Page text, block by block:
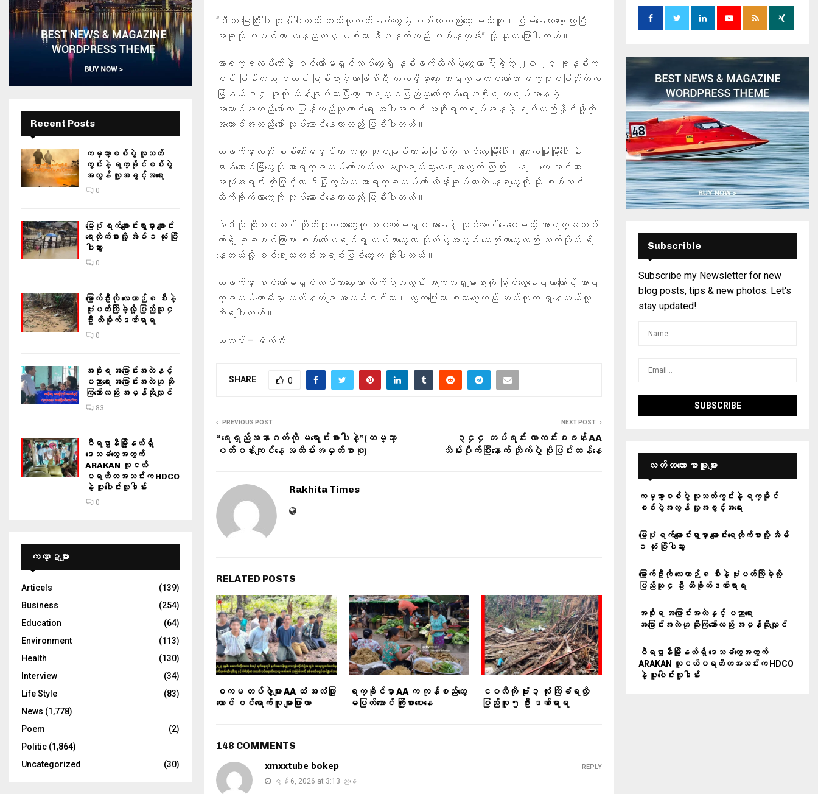
“ဒီက မြေကြီးပါ တုန်ပါတယ် ဘယ်လိုလက်နက်တွေနဲ့ ပစ်တာလည်းတော့ မသိဘူး။ ငြိမ်နေတာတော့ ကြာပြီ
အခုလို မပစ်တာ မနေ့ညကမှ ပစ်တာ ဒီမနက်လည်း ပစ်နေတုန်း” လို့ သူက ပြောပါတယ်။
အာရက္ခတပ်တော်နဲ့ စစ်ကော်မရှင်တပ်တွေရဲ့ နှစ်ဖက်တိုက်ပွဲတွေဟာ ပြီးခဲ့တဲ့ ၂၀၂၃ ခုနှစ်က
ပင် ပြန်လည် စတင် ဖြစ်ပွားခဲ့တာဖြစ်ပြီး လက်ရှိမှာတော့ အာရက္ခတပ်တော်ဟာ ရက္ခိုင်ပြည်ထဲက
မြို့နယ် ၁၄ ခုကို ထိန်းချုပ်ထားပြီးတော့ အာရက္ခပြည်သူ့တော်လှန်ရေးအစိုးရ တရပ်အနေနဲ့
အကောင်အထည်ဖော်ကာ ပြန်လည်ထူထောင်ရေး အပါအဝင် အစိုးရတရပ်အနေနဲ့ ရပ်တည်နိုင်ဖို့ကို
အကောင်အထည်ဖော် လုပ်ဆောင်နေတာလည်း ဖြစ်ပါတယ်။
တဖက်မှာလည်း စစ်ကော်မရှင်ဟာ သူတို့ အုပ်ချုပ်ထားဆဲဖြစ်တဲ့ စစ်တွေမြို့ပေါ်၊ ကျောက်ဖြူမြို့ပေါ် နဲ့
မာန်အောင်မြို့တွေကို အာရက္ခတပ်တော်လက်ထဲ မကျရောက်သွားစေရေးအတွက် ကြည်း၊ ရေ၊ လေ အင်အား
အလုံးအရင်း တိုးမြှင့်ကာ ဒီမြို့တွေထဲက အာရက္ခတပ်တော် ထိန်းချုပ်ထားတဲ့ နေရာတွေကို ထိုး စစ်ဆင်
တိုက်ခိုက်တာတွေကို လုပ်ဆောင်နေတာလည်း ဖြစ်ပါတယ်။
အဲဒီလို ထိုးစစ်ဆင် တိုက်ခိုက်တာတွေကို စစ်ကော်မရှင်အနေနဲ့ လုပ်ဆောင်နေပေမယ့် အာရက္ခတပ်
တော်ရဲ့ ခုခံစစ်ကြားမှာ စစ်ကော်မရှင်ရဲ့ တပ်သားတွေဟာ တိုက်ပွဲအတွင်း သေဆုံးတာတွေလည်း ဆက်တိုက် ရှိ
နေတယ်လို့ စစ်ရေးသတင်းအရင်းမြစ်တွေက ဆိုပါတယ်။
တဖက်မှာ စစ်ကော်မရှင်တပ်သားတွေဟာ တိုက်ပွဲအတွင်း အကျအရှုံးများစွာကို မြင်တွေ့နေရတာကြောင့် အာရ
က္ခတပ်တော်ဆီမှာ လက်နက်ချ အလင်းဝင်တာ၊ ထွက်ပြေးတာ စတာတွေလည်း ဆက်တိုက် ရှိနေတယ်လို့
သိရပါတယ်။
သတင်း – မိုက်တီး
SHARE 0
PREVIOUS POST
“ရေရှည်အနာဂတ်ကို မရောင်းစားပါနဲ့”(ကမ္ဘာ့
ပတ်ဝန်းကျင်နေ့ အထိမ်းအမှတ်စာစု)
NEXT POST
၃၄၄ တပ်ရင်း ကာကင်းစခန်း AA
သိမ်းပိုက်ပြီးနောက် တိုက်ပွဲ ပိုပြင်းထန်နေ
Rakhita Times
RELATED POSTS
စကမ တပ်ဖွဲ့များ AA ထံ အလံဖြူ
ထောင် ဝင်ရောက်သူ များပြားလာ
ရက္ခိုင်မှာ AA က ကုန်စည်တွေ
မပြတ်အောင် ကြိုးစားပေးနေ
ငပလီကို ဗုံး ၃ လုံး ကြဲခံရလို့
ပြည်သူ ၅ ဦး ဒဏ်ရာရ
148 COMMENTS
xmxxtube bokep
ဇွန် 6, 2026 at 3:13 ညနေ
REPLY
Recent Posts
ကမ္ဘာ့စစ်ပွဲ လူသတ်
ကွင်းနဲ့ ရက္ခိုင်စစ်ပွဲ
အလွန် လူ့အခွင့်အရေး
0
မြေပုံ ရက်ချောင်းရွာမှာ ချောင်း
ရေတိုက်စားလို့ အိမ် ၁ လုံး ပြို
ပါသွား
0
မြောက်ဦးကို လေယာဉ် ၈ စီးနဲ့
ဗုံးပတ်ကြဲခဲ့လို့ ပြည်သူ ၄
ဦး ထိခိုက်ဒဏ်ရာရ
0
အစိုးရ အပြောင်းအလဲနှင့်
ပညာရေး အပြောင်းအလဲဟု ဆို
ကြသော်လည်း အမှန်ဆိုလျှင်
83
ဝီရဌာနီမြို့နယ်ရှိ‌
ဒေသခံတွေအတွက်
ARAKAN လူငယ်
ပရဟိတအသင်းက HDCO
နဲ့ ပူးပေါင်းလှူဒါန်း
0
ကဏ္ဍများ
Articels
(139)
Business
(254)
Education
(64)
Environment
(113)
Health
(130)
Interview
(34)
Life Style
(83)
News (1,778)
Poem
(2)
Politic (1,864)
Uncategorized
(30)
:
R
Subscrible
Subscribe my Newsletter for new
blog posts, tips & new photos. Let's
stay updated!
လတ်တ‌လော စာမူများ
ကမ္ဘာ့စစ်ပွဲ လူသတ်ကွင်းနဲ့ ရက္ခိုင်
စစ်ပွဲအလွန် လူ့အခွင့်အရေး
မြေပုံ ရက်ချောင်းရွာမှာ ချောင်းရေတိုက်စားလို့ အိမ်
၁ လုံး ပြိုပါသွား
မြောက်ဦးကို လေယာဉ် ၈ စီးနဲ့ ဗုံးပတ်ကြဲခဲ့လို့
ပြည်သူ ၄ ဦး ထိခိုက်ဒဏ်ရာရ
အစိုးရ အပြောင်းအလဲနှင့် ပညာရေး
အပြောင်းအလဲဟု ဆိုကြသော်လည်း အမှန်ဆိုလျှင်
ဝီရဌာနီမြို့နယ်ရှိ‌ ဒေသခံတွေအတွက်
ARAKAN လူငယ်ပရဟိတအသင်းက HDCO
နဲ့ ပူးပေါင်းလှူဒါန်း